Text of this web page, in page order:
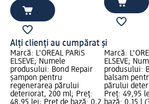
Alți clienți au cumpărat și
Marcă: L'ORÉAL PARiS
ELSEVE; Numele
produsului: Bond Repair
șampon pentru
regenerarea părului
deteriorat, 200 ml; Preț:
Marcă:
ELSEVE;
produsului:
balsam
părului
Preț: 49,95